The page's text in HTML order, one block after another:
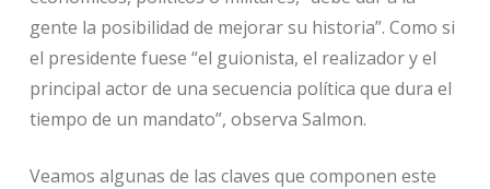
gente la posibilidad de mejorar su historia”. Como si
el presidente fuese “el guionista, el realizador y el
principal actor de una secuencia política que dura el
tiempo de un mandato”, observa Salmon.
Veamos algunas de las claves que componen este